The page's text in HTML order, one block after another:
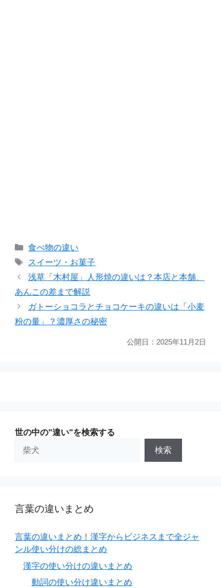
カ
テ
ゴ
リ
ー
食べ物の違い
タ
グ
スイーツ・お菓子
浅草「木村屋」人形焼の違いは？本店と本舗、
あんこの差まで解説
ガトーショコラとチョコケーキの違いは「小麦
粉の量」？濃厚さの秘密
公開日： 2025年11月2日
世の中の"違い"を検索する
検索
言葉の違いまとめ
言葉の違いまとめ！漢字からビジネスまで全ジャ
ンル使い分けの総まとめ
漢字の使い分けの違いまとめ
動詞の使い分け違いまとめ